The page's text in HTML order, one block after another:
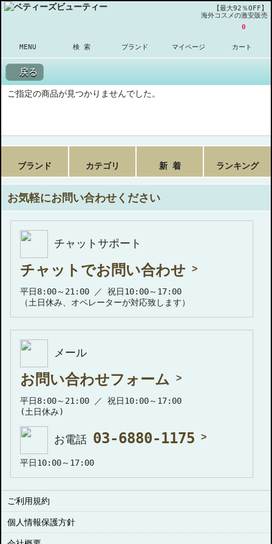
【最大92％OFF】
海外コスメの激安販売
MENU 検 索 ブランド マイページ
0
カート
戻る
ご指定の商品が見つかりませんでした。
ブランド カテゴリ 新 着 ランキング
お気軽にお問い合わせください
チャットサポート
チャットでお問い合わせ
平日8:00～21:00 ／ 祝日10:00～17:00
（土日休み、オペレーターが対応致します）
メール
お問い合わせフォーム
平日8:00～21:00 ／ 祝日10:00～17:00
(土日休み)
お電話 03-6880-1175
平日10:00～17:00
ご利用規約
個人情報保護方針